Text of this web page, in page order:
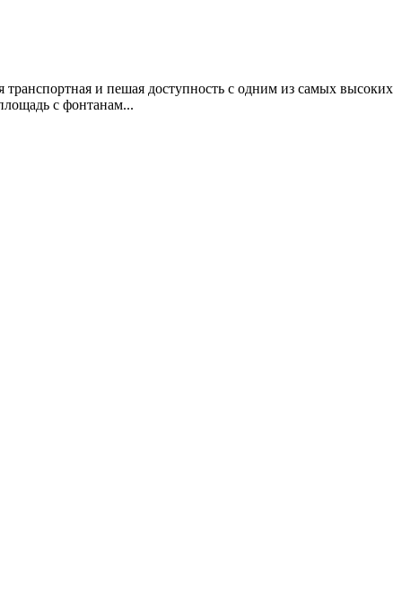
и пешая доступность с одним из самых высоких
с фонтанам...